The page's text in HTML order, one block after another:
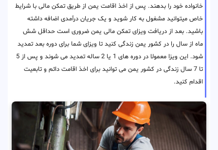
خانواده خود را بدهند. پس از اخذ اقامت یمن از طریق تمکن مالی با شرایط
خاص میتوانید مشغول به کار شوید و یک جریان درآمدی اضافه داشته
باشید. بعد از دریافت ویزای تمکن مالی یمن ضروری است حداقل شش
ماه از سال را در کشور یمن زندگی کنید تا ویزای شما برای دوره بعد تمدید
شود. این ویزا معمولا در دوره های 1 یا 2 ساله تمدید می شوند و پس از 5
تا 7 سال زندگی در کشور یمن می توانید برای اخذ اقامت دائم و تابعیت
اقدام کنید.